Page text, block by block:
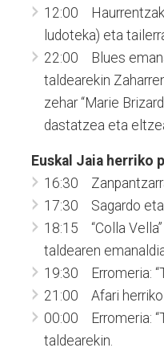
12:00
ludoteka) eta
22:00 Blues
taldearekin
zehar “Marie
dastatzea eta
Euskal Jaia herriko
16:30
17:30 Sagardo eta
18:15 “Colla
taldearen
19:30 Erromeria:
21:00 Afari
00:00 Erromeria:
taldearekin.